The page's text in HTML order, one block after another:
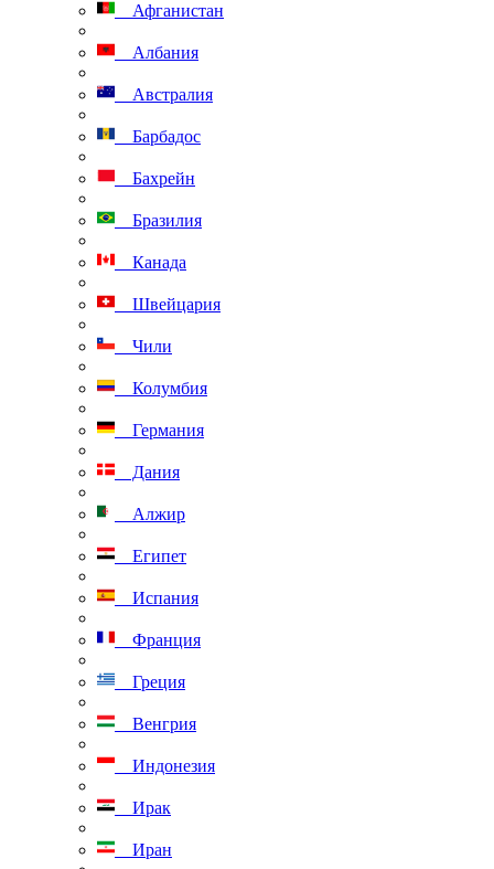
Афганистан
Албания
Австралия
Барбадос
Бахрейн
Бразилия
Канада
Швейцария
Чили
Колумбия
Германия
Дания
Алжир
Египет
Испания
Франция
Греция
Венгрия
Индонезия
Ирак
Иран